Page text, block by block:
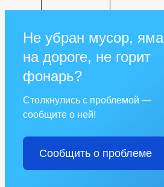
Не убран мусор, яма
на дороге, не горит
фонарь?
Столкнулись с проблемой —
сообщите о ней!
Сообщить о проблеме